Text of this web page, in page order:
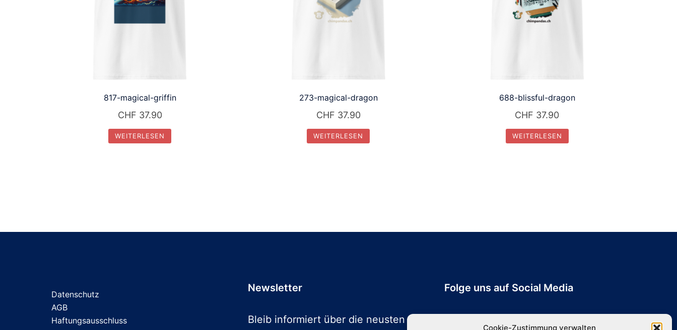
Cookie-Zustimmung verwalten
817-magical-griffin
CHF 37.90
WEITERLESEN
273-magical-dragon
CHF 37.90
WEITERLESEN
688-blissful-dragon
CHF 37.90
WEITERLESEN
Datenschutz
AGB
Haftungsausschluss
Newsletter
Bleib informiert über die neusten
Folge uns auf Social Media